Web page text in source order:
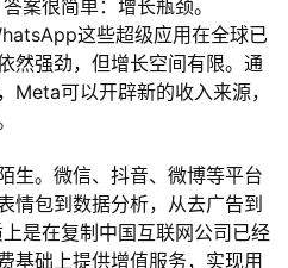
案很简单：增长瓶颈。
这些超级应用在全球已
然强劲，但增长空间有限。通
Meta可以开辟新的收入来源，
生。微信、抖音、微博等平台
情包到数据分析，从去广告到
是在复制中国互联网公司已经
础上提供增值服务，实现用